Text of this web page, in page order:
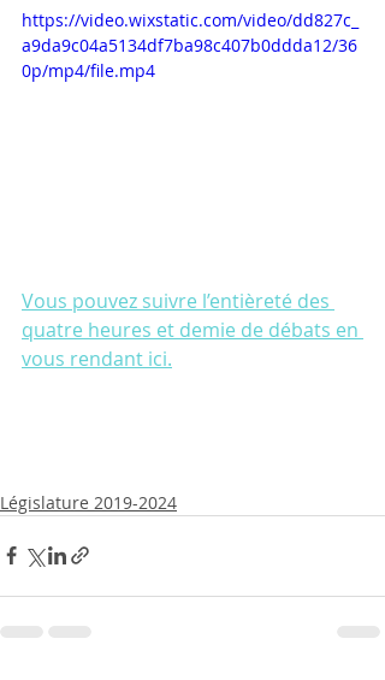
https://video.wixstatic.com/video/dd827c_
a9da9c04a5134df7ba98c407b0ddda12/36
0p/mp4/file.mp4
Vous pouvez suivre l’entièreté des
quatre heures et demie de débats en
vous rendant ici.
Législature 2019-2024